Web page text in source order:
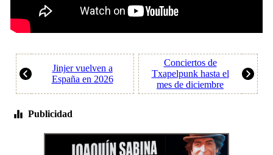
Jinjer vuelven a
España en 2026
Conciertos de
Txapelpunk hasta el
mes de diciembre
Publicidad